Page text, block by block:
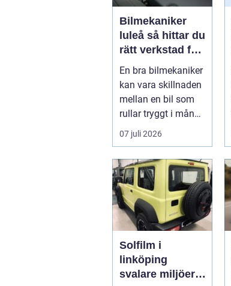
Bilmekaniker
luleå så hittar du
rätt verkstad för
din bil
En bra bilmekaniker
kan vara skillnaden
mellan en bil som
rullar tryggt i många
år och
07 juli 2026
Solfilm i
linköping
svalare miljöer,